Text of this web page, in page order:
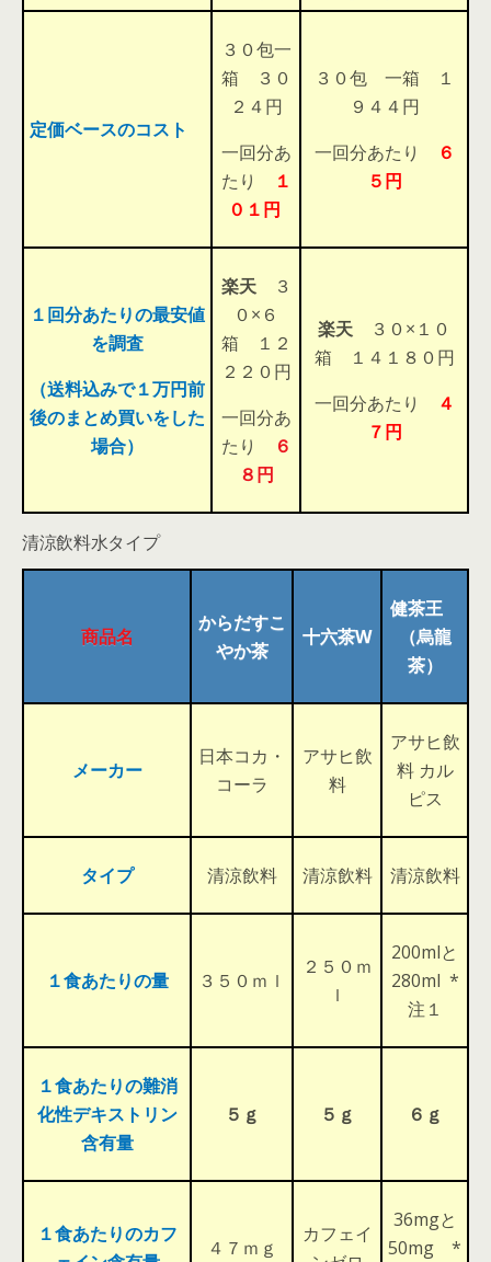
定価ベースのコスト
３０包一
箱 ３０
２４円
一回分あ
たり
１
０１円
３０包 一箱 １
９４４円
一回分あたり
６
５円
１回分あたりの最安値
を調査
（送料込みで１万円前
後のまとめ買いをした
場合）
楽天３
０×６
箱 １２
２２０円
一回分あ
たり
６
８円
楽天
３０×１０
箱 １４１８０円
一回分あたり
４
７円
清涼飲料水タイプ
商品名
からだすこ
やか茶
十六茶W
健茶王
（烏龍
茶）
メーカー
日本コカ・
コーラ
アサヒ飲
料
アサヒ飲
料 カル
ピス
タイプ 清涼飲料 清涼飲料 清涼飲料
１食あたりの量 ３５０ｍｌ
２５０ｍ
ｌ
200mlと
280ml *
注１
１食あたりの難消
化性デキストリン
含有量
５ｇ ５ｇ ６ｇ
１食あたりのカフ
４７ｍｇ
カフェイ
36mgと
50mg *